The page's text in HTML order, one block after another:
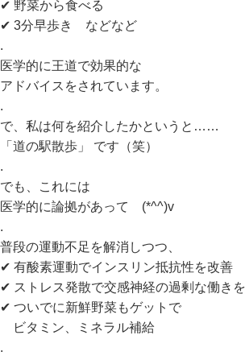
✔ 野菜から食べる
✔ 3分早歩き などなど
.
医学的に王道で効果的な
アドバイスをされています。
.
で、私は何を紹介したかというと……
「道の駅散歩」 です（笑）
.
でも、これには
医学的に論拠があって (*^^)v
.
普段の運動不足を解消しつつ、
✔ 有酸素運動でインスリン抵抗性を改善
✔ ストレス発散で交感神経の過剰な働き
✔ ついでに新鮮野菜もゲットで
ビタミン、ミネラル補給
.